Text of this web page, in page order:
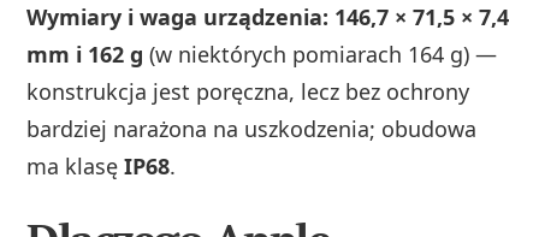
Wymiary i waga urządzenia: 146,7 × 71,5 × 7,4
mm i 162 g (w niektórych pomiarach 164 g) —
konstrukcja jest poręczna, lecz bez ochrony
bardziej narażona na uszkodzenia; obudowa
ma klasęIP68.